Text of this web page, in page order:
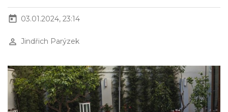
today 03.01.2024, 23:14
perm_identity Jindřich Parýzek